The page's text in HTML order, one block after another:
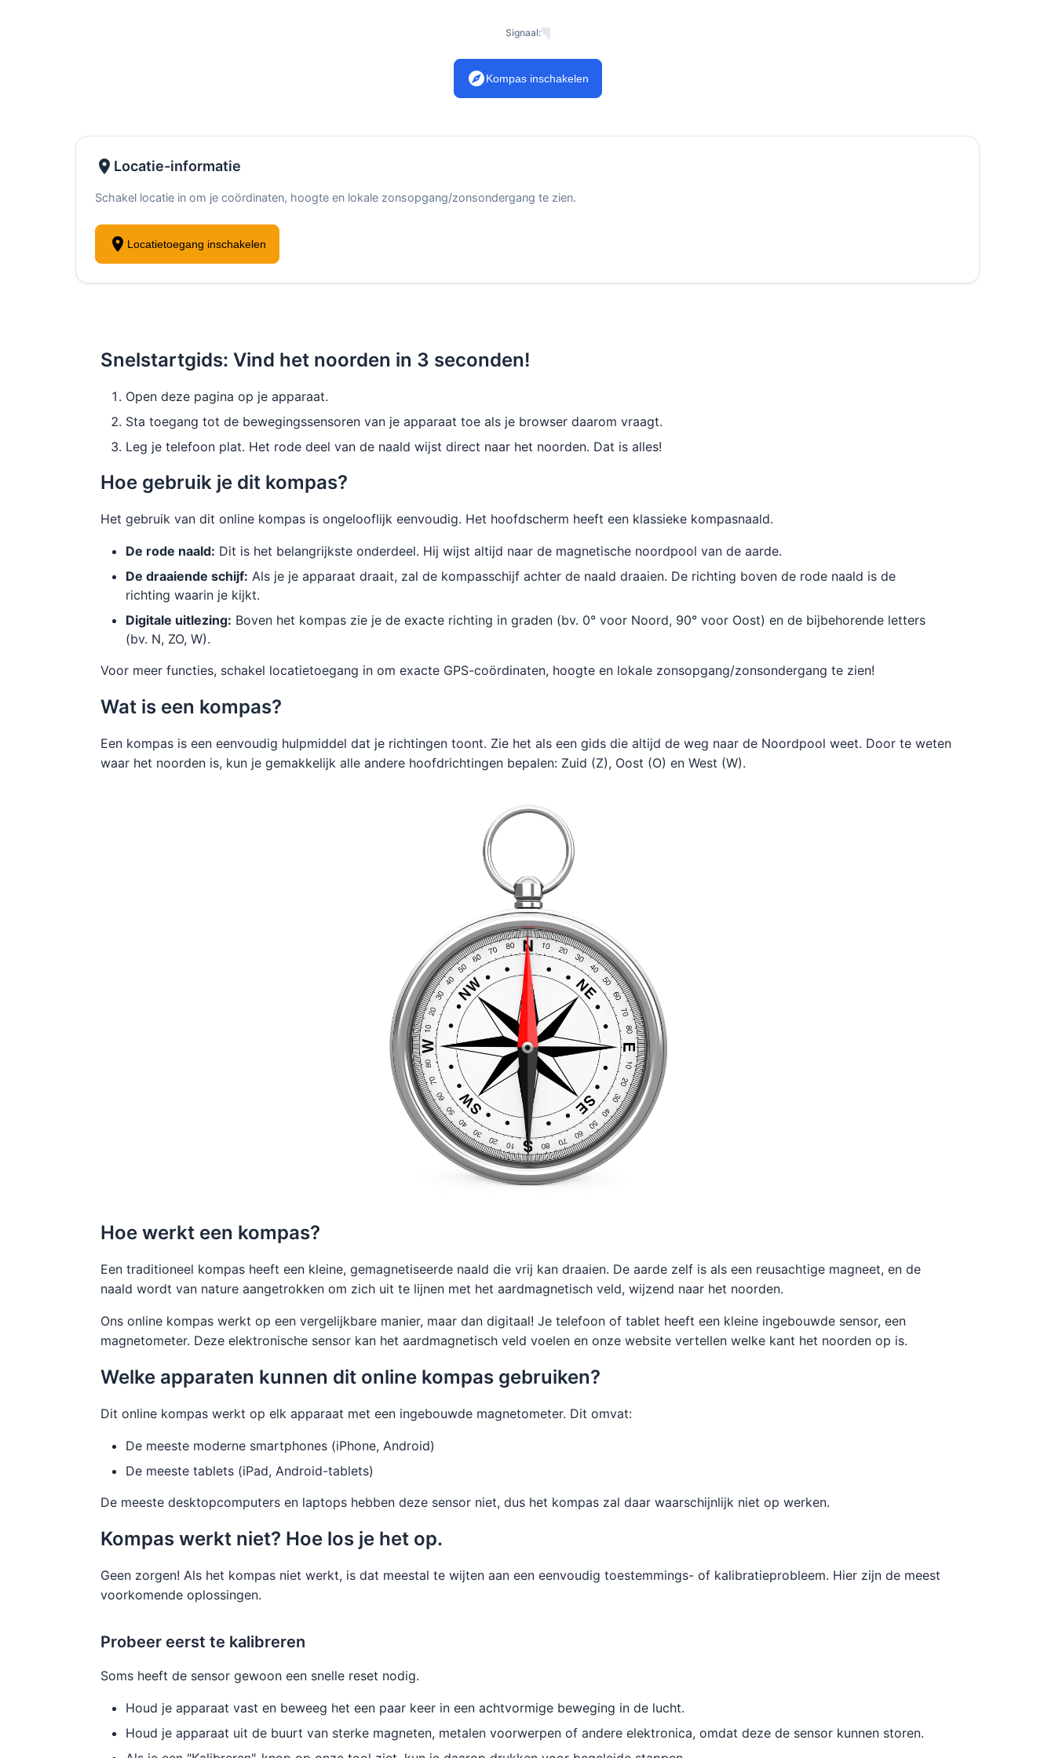
Signaal:
exploreKompas inschakelen
place Locatie-informatie
Schakel locatie in om je coördinaten, hoogte en lokale zonsopgang/zonsondergang te zien.
location_on Locatietoegang inschakelen
Snelstartgids: Vind het noorden in 3 seconden!
Open deze pagina op je apparaat.
Sta toegang tot de bewegingssensoren van je apparaat toe als je browser daarom vraagt.
Leg je telefoon plat. Het rode deel van de naald wijst direct naar het noorden. Dat is alles!
Hoe gebruik je dit kompas?
Het gebruik van dit online kompas is ongelooflijk eenvoudig. Het hoofdscherm heeft een klassieke kompasnaald.
De rode naald: Dit is het belangrijkste onderdeel. Hij wijst altijd naar de magnetische noordpool van de aarde.
De draaiende schijf: Als je je apparaat draait, zal de kompasschijf achter de naald draaien. De richting boven de rode naald is de
richting waarin je kijkt.
Digitale uitlezing: Boven het kompas zie je de exacte richting in graden (bv. 0° voor Noord, 90° voor Oost) en de bijbehorende letters
(bv. N, ZO, W).
Voor meer functies, schakel locatietoegang in om exacte GPS-coördinaten, hoogte en lokale zonsopgang/zonsondergang te zien!
Wat is een kompas?
Een kompas is een eenvoudig hulpmiddel dat je richtingen toont. Zie het als een gids die altijd de weg naar de Noordpool weet. Door te weten
waar het noorden is, kun je gemakkelijk alle andere hoofdrichtingen bepalen: Zuid (Z), Oost (O) en West (W).
Hoe werkt een kompas?
Een traditioneel kompas heeft een kleine, gemagnetiseerde naald die vrij kan draaien. De aarde zelf is als een reusachtige magneet, en de
naald wordt van nature aangetrokken om zich uit te lijnen met het aardmagnetisch veld, wijzend naar het noorden.
Ons online kompas werkt op een vergelijkbare manier, maar dan digitaal! Je telefoon of tablet heeft een kleine ingebouwde sensor, een
magnetometer. Deze elektronische sensor kan het aardmagnetisch veld voelen en onze website vertellen welke kant het noorden op is.
Welke apparaten kunnen dit online kompas gebruiken?
Dit online kompas werkt op elk apparaat met een ingebouwde magnetometer. Dit omvat:
De meeste moderne smartphones (iPhone, Android)
De meeste tablets (iPad, Android-tablets)
De meeste desktopcomputers en laptops hebben deze sensor niet, dus het kompas zal daar waarschijnlijk niet op werken.
Kompas werkt niet? Hoe los je het op.
Geen zorgen! Als het kompas niet werkt, is dat meestal te wijten aan een eenvoudig toestemmings- of kalibratieprobleem. Hier zijn de meest
voorkomende oplossingen.
Probeer eerst te kalibreren
Soms heeft de sensor gewoon een snelle reset nodig.
Houd je apparaat vast en beweeg het een paar keer in een achtvormige beweging in de lucht.
Houd je apparaat uit de buurt van sterke magneten, metalen voorwerpen of andere elektronica, omdat deze de sensor kunnen storen.